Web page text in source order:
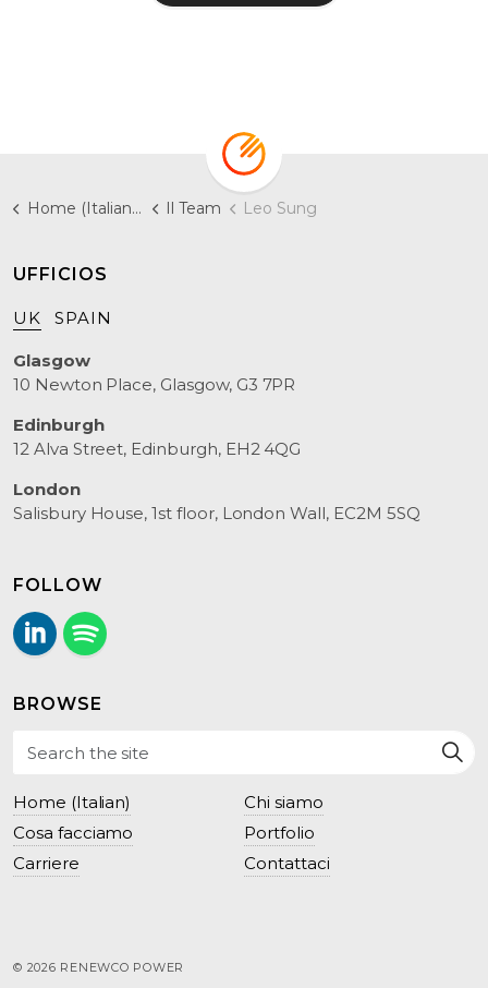
Home (Italiano) Il Team Leo Sung
UFFICIOS
UK SPAIN
Glasgow
10 Newton Place, Glasgow, G3 7PR
Edinburgh
12 Alva Street, Edinburgh, EH2 4QG
London
Salisbury House, 1st floor, London Wall, EC2M 5SQ
FOLLOW
BROWSE
Home (Italian)
Chi siamo
Cosa facciamo
Portfolio
Carriere
Contattaci
© 2026 RENEWCO POWER